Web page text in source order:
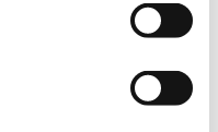
Ett bredare
med
som